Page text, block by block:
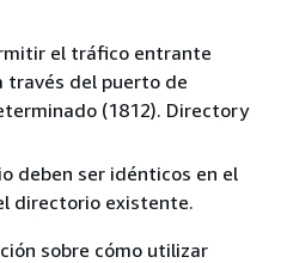
el tráfico entrante
través del puerto de
(1812). Directory
deben ser idénticos en el
directorio existente.
sobre cómo utilizar